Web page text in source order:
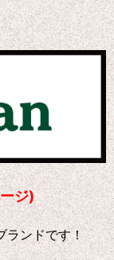
ジ)
ランドです！